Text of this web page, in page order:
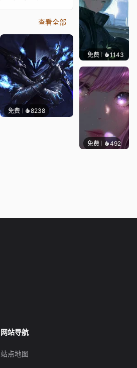
查看全部
免费 8238
免费 1143辰东
免费 492辰东
网站导航
站点地图